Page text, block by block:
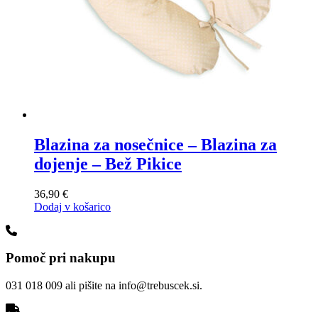
Blazina za nosečnice – Blazina za
dojenje – Bež Pikice
36,90 €
Dodaj v košarico
Pomoč pri nakupu
031 018 009 ali pišite na info@trebuscek.si.